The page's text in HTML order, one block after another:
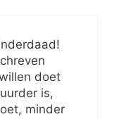
doet
is,
minder